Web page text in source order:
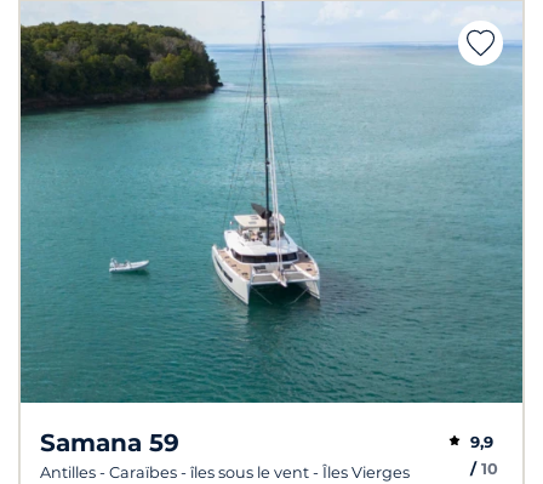
Samana 59
Antilles - Caraïbes - îles sous le vent - Îles Vierges
9,9
/10